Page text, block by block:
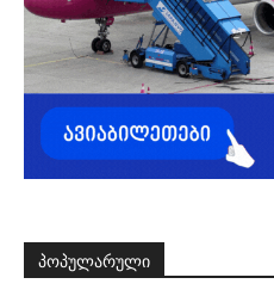
ᲞᲝᲞᲣᲚᲐᲠᲣᲚᲘ